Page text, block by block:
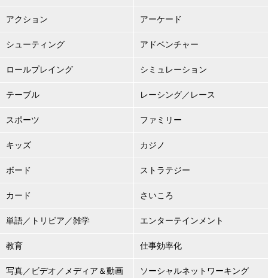
アクション アーケード
シューティング アドベンチャー
ロールプレイング シミュレーション
テーブル レーシング／レース
スポーツ ファミリー
キッズ カジノ
ボード ストラテジー
カード さいころ
単語／トリビア／雑学 エンターテインメント
教育 仕事効率化
写真／ビデオ／メディア＆動画 ソーシャルネットワーキング